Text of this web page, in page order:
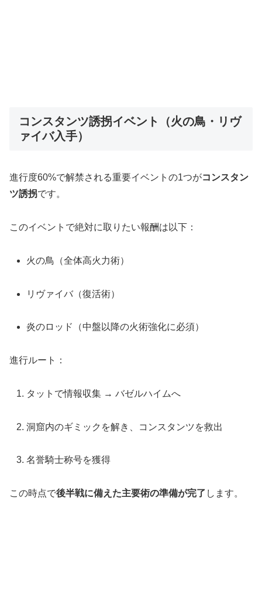
コンスタンツ誘拐イベント（火の鳥・リヴ
ァイバ入手）
進行度60%で解禁される重要イベントの1つがコンスタン
ツ誘拐です。
このイベントで絶対に取りたい報酬は以下：
火の鳥（全体高火力術）
リヴァイバ（復活術）
炎のロッド（中盤以降の火術強化に必須）
進行ルート：
タットで情報収集 → バゼルハイムへ
洞窟内のギミックを解き、コンスタンツを救出
名誉騎士称号を獲得
この時点で後半戦に備えた主要術の準備が完了 します。